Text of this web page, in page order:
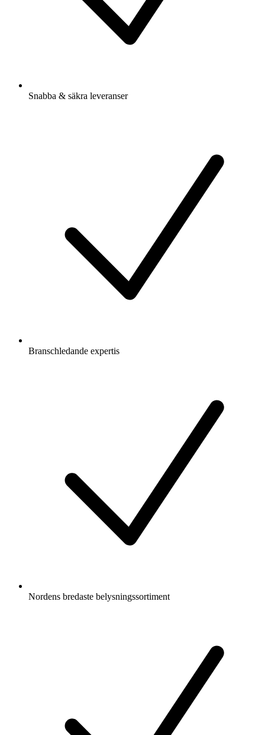
Snabba & säkra leveranser
Branschledande expertis
Nordens bredaste belysningssortiment